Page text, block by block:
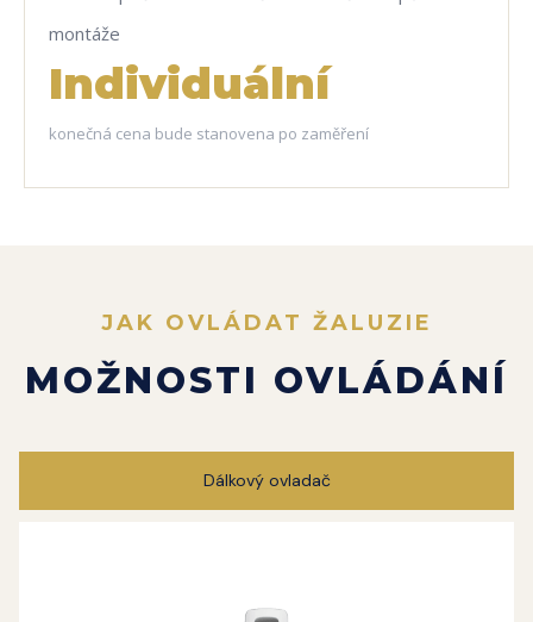
montáže
Individuální
konečná cena bude stanovena po zaměření
JAK OVLÁDAT ŽALUZIE
MOŽNOSTI OVLÁDÁNÍ
Dálkový ovladač